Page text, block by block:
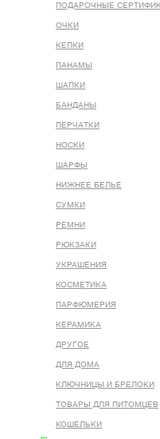
ПОДАРОЧНЫЕ
ОЧКИ
КЕПКИ
ПАНАМЫ
ШАПКИ
БАНДАНЫ
ПЕРЧАТКИ
НОСКИ
ШАРФЫ
НИЖНЕЕ БЕЛЬЕ
СУМКИ
РЕМНИ
РЮКЗАКИ
УКРАШЕНИЯ
КОСМЕТИКА
ПАРФЮМЕРИЯ
КЕРАМИКА
ДРУГОЕ
ДЛЯ ДОМА
КЛЮЧНИЦЫ И БРЕЛОКИ
ТОВАРЫ ДЛЯ ПИТОМЦЕВ
КОШЕЛЬКИ